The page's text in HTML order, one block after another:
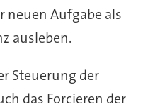
neuen Aufgabe als
ausleben.
Steuerung der
das Forcieren der